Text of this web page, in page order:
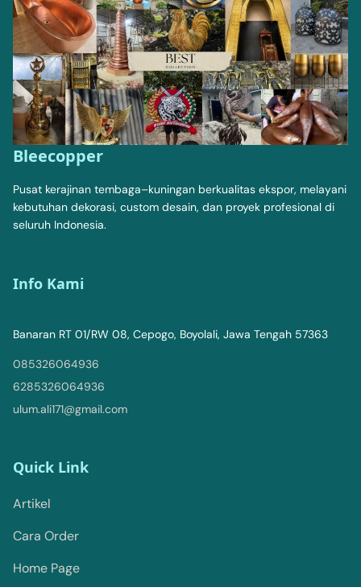
Bleecopper
Pusat kerajinan tembaga–kuningan berkualitas ekspor, melayani
kebutuhan dekorasi, custom desain, dan proyek profesional di
seluruh Indonesia.
Info Kami
Banaran RT 01/RW 08, Cepogo, Boyolali, Jawa Tengah 57363
085326064936
6285326064936
ulum.ali171@gmail.com
Quick Link
Artikel
Cara Order
Home Page